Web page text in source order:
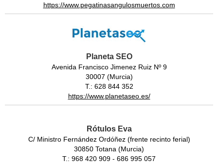
https://www.pegatinasangulosmuertos.com
Planeta SEO
Avenida Francisco Jimenez Ruiz Nº 9
30007 (Murcia)
T.: 628 844 352
https://www.planetaseo.es/
Rótulos Eva
C/ Ministro Fernández Ordóñez (frente recinto ferial)
30850 Totana (Murcia)
T.: 968 420 909 - 686 995 057